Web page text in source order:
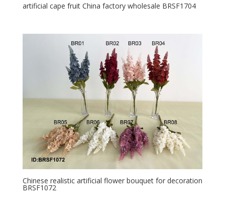
artificial cape fruit China factory wholesale BRSF1704
Chinese realistic artificial flower bouquet for decoration
BRSF1072